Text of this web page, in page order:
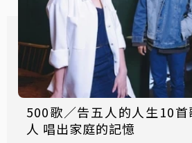
500歌／告五人的人生10
人 唱出家庭的記憶